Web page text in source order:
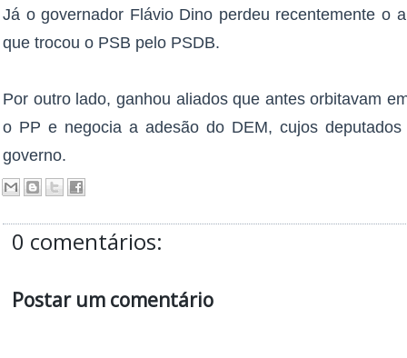
Já o governador Flávio Dino perdeu recentemente o
que trocou o PSB pelo PSDB.
Por outro lado, ganhou aliados que antes orbitavam
o PP e negocia a adesão do DEM, cujos
governo.
0 comentários:
Postar um comentário